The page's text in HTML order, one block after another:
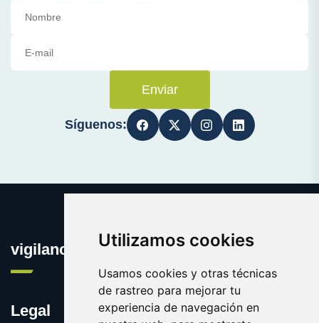
Utilizamos cookies
Usamos cookies y otras técnicas
de rastreo para mejorar tu
experiencia de navegación en
Enviar
Síguenos:
vigilanciaonline.es
Legal